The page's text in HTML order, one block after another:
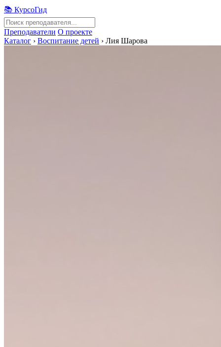
📚 КурсоГид
Преподаватели О проекте
Каталог › Воспитание детей › Лия Шарова